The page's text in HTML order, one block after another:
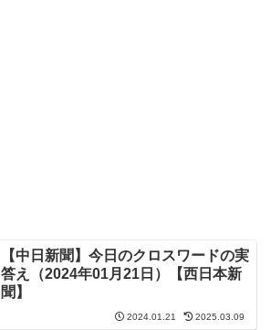
【中日新聞】今日のクロスワードの実
答え（2024年01月21日）【西日本新
聞】
2024.01.21 2025.03.09